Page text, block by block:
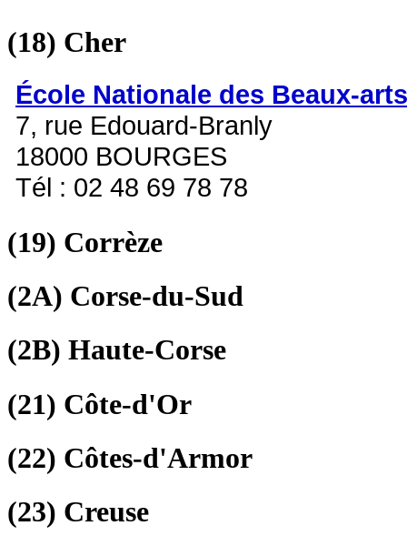
(18) Cher
École Nationale des Beaux-arts
7, rue Edouard-Branly
18000 BOURGES
Tél : 02 48 69 78 78
(19) Corrèze
(2A) Corse-du-Sud
(2B) Haute-Corse
(21) Côte-d'Or
(22) Côtes-d'Armor
(23) Creuse